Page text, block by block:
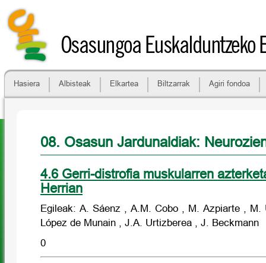
Osasungoa Euskalduntzeko
Hasiera Albisteak Elkartea Biltzarrak Agiri fondoa
08. Osasun Jardunaldiak:
4.6 Gerri-distrofia muskularren
Herrian
Egileak: A. Sáenz , A.M. Cobo , M. Azpiarte ,
López de Munain , J.A. Urtizberea , J. Beckmann
0